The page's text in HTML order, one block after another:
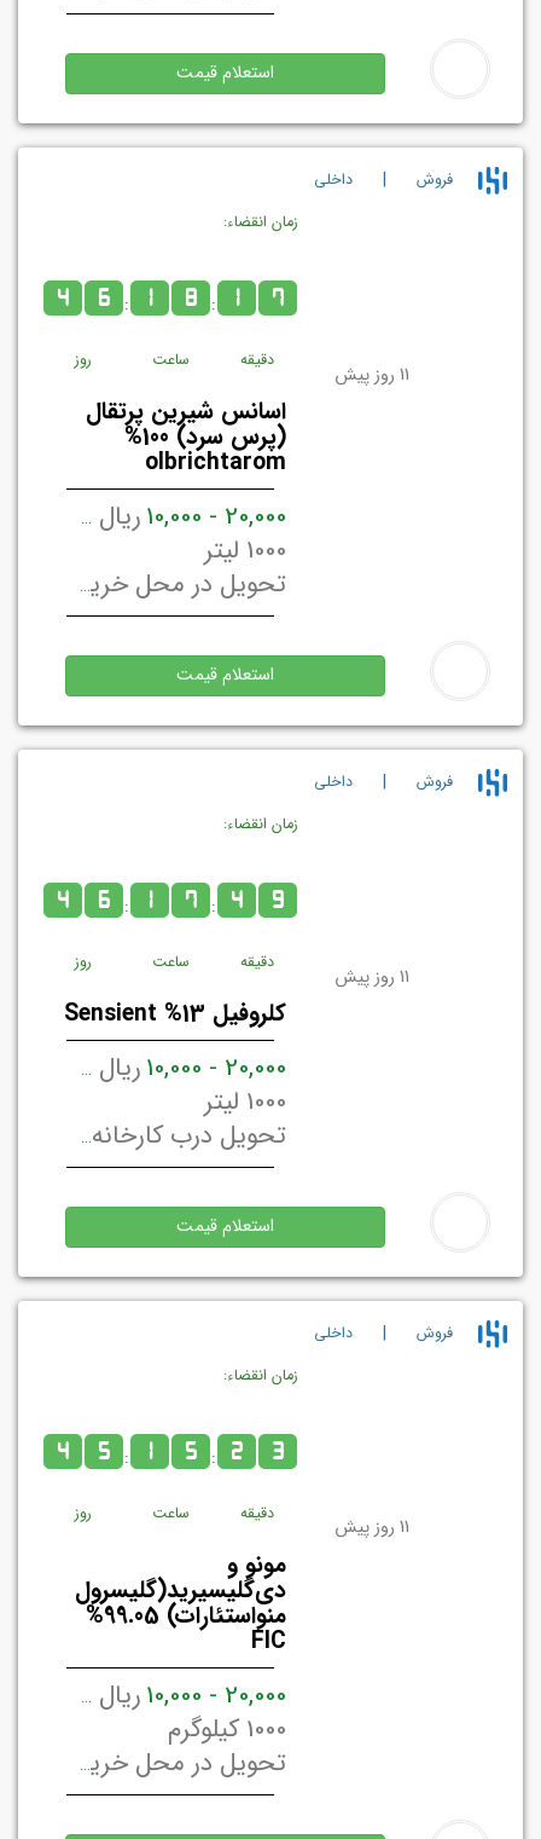
استعلام قیمت
فروش | داخلي
11 روز پیش
زمان انقضاء:
4 6
روز
: 1 8
ساعت
: 1 7
دقیقه
اسانس شیرین پرتقال
(پرس سرد) 100%
olbrichtarom
20,000 - 10,000
ریال ایران / لیتر
1000 لیتر
تحویل در محل خریدار تهران, ایران
استعلام قیمت
فروش | داخلي
11 روز پیش
زمان انقضاء:
4 6
روز
: 1 7
ساعت
: 4 9
دقیقه
کلروفیل 13% Sensient
20,000 - 10,000
ریال ایران / لیتر
1000 لیتر
تحویل درب کارخانه/ انبار فروشنده
استعلام قیمت
فروش | داخلي
11 روز پیش
زمان انقضاء:
4 5
روز
: 1 5
ساعت
: 2 3
دقیقه
مونو و
دی‌گلیسیرید(گلیسرول
منو‌استئارات) 99.05%
FIC
20,000 - 10,000
ریال ایران / کیلوگرم
1000 کیلوگرم
تحویل در محل خریدار تهران, ایران